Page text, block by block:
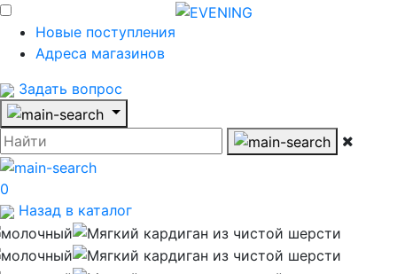
Новые поступления
Адреса магазинов
Задать вопрос
0
Назад в каталог